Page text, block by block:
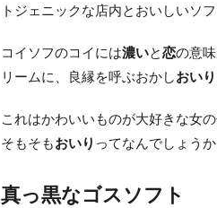
トジェニックな店内とおいしいソ
コイソフのコイには濃いと恋の意
リームに、良縁を呼ぶおかしおいり
これはかわいいものが大好きな女
そもそもおいり ってなんでしょう
真っ黒なゴスソフト